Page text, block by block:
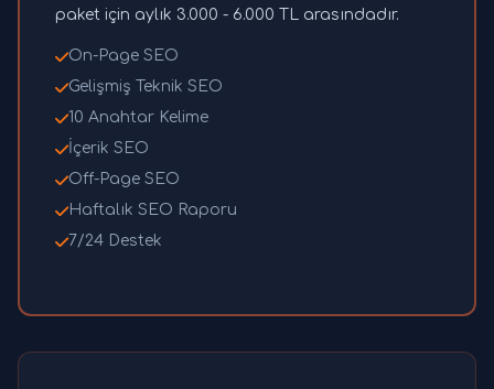
paket için aylık 3.000 - 6.000 TL arasındadır.
On-Page SEO
Gelişmiş Teknik SEO
10 Anahtar Kelime
İçerik SEO
Off-Page SEO
Haftalık SEO Raporu
7/24 Destek